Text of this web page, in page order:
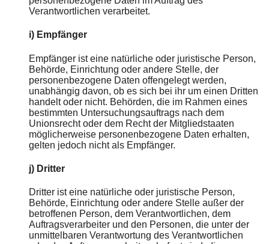
Verantwortlichen verarbeitet.
i) Empfänger
Empfänger ist eine natürliche oder juristische Person,
Behörde, Einrichtung oder andere Stelle, der
personenbezogene Daten offengelegt werden,
unabhängig davon, ob es sich bei ihr um einen Dritten
handelt oder nicht. Behörden, die im Rahmen eines
bestimmten Untersuchungsauftrags nach dem
Unionsrecht oder dem Recht der Mitgliedstaaten
möglicherweise personenbezogene Daten erhalten,
gelten jedoch nicht als Empfänger.
j) Dritter
Dritter ist eine natürliche oder juristische Person,
Behörde, Einrichtung oder andere Stelle außer der
betroffenen Person, dem Verantwortlichen, dem
Auftragsverarbeiter und den Personen, die unter der
unmittelbaren Verantwortung des Verantwortlichen